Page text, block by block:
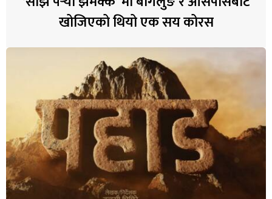
खोजिएको थियो एक सय कोरस